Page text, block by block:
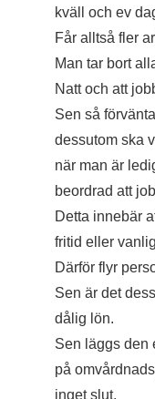
kväll och ev
Får alltså fler
Man tar bort
Natt och att
Sen så
dessutom ska
när man är
beordrad att
Detta innebär
fritid eller
Därför flyr
Sen är det
dålig lön.
Sen läggs den
på
inget slut.